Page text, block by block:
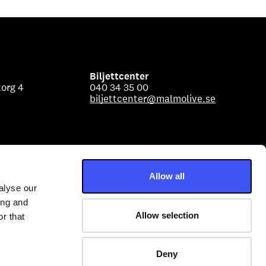
our
and
that
Allow all
Allow selection
Deny
4
Biljettcenter
040 34 35 00
biljettcenter@malmolive.se